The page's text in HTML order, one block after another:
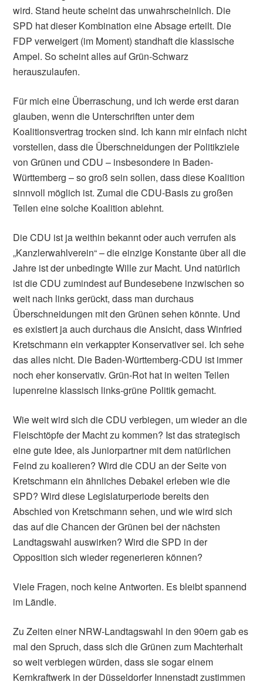
wird. Stand heute scheint das unwahrscheinlich. Die
SPD hat dieser Kombination eine Absage erteilt. Die
FDP verweigert (im Moment) standhaft die klassische
Ampel. So scheint alles auf Grün-Schwarz
herauszulaufen.
Für mich eine Überraschung, und ich werde erst daran
glauben, wenn die Unterschriften unter dem
Koalitionsvertrag trocken sind. Ich kann mir einfach nicht
vorstellen, dass die Überschneidungen der Politikziele
von Grünen und CDU – insbesondere in Baden-
Württemberg – so groß sein sollen, dass diese Koalition
sinnvoll möglich ist. Zumal die CDU-Basis zu großen
Teilen eine solche Koalition ablehnt.
Die CDU ist ja weithin bekannt oder auch verrufen als
„Kanzlerwahlverein“ – die einzige Konstante über all die
Jahre ist der unbedingte Wille zur Macht. Und natürlich
ist die CDU zumindest auf Bundesebene inzwischen so
weit nach links gerückt, dass man durchaus
Überschneidungen mit den Grünen sehen könnte. Und
es existiert ja auch durchaus die Ansicht, dass Winfried
Kretschmann ein verkappter Konservativer sei. Ich sehe
das alles nicht. Die Baden-Württemberg-CDU ist immer
noch eher konservativ. Grün-Rot hat in weiten Teilen
lupenreine klassisch links-grüne Politik gemacht.
Wie weit wird sich die CDU verbiegen, um wieder an die
Fleischtöpfe der Macht zu kommen? Ist das strategisch
eine gute Idee, als Juniorpartner mit dem natürlichen
Feind zu koalieren? Wird die CDU an der Seite von
Kretschmann ein ähnliches Debakel erleben wie die
SPD? Wird diese Legislaturperiode bereits den
Abschied von Kretschmann sehen, und wie wird sich
das auf die Chancen der Grünen bei der nächsten
Landtagswahl auswirken? Wird die SPD in der
Opposition sich wieder regenerieren können?
Viele Fragen, noch keine Antworten. Es bleibt spannend
im Ländle.
Zu Zeiten einer NRW-Landtagswahl in den 90ern gab es
mal den Spruch, dass sich die Grünen zum Machterhalt
so weit verbiegen würden, dass sie sogar einem
Kernkraftwerk in der Düsseldorfer Innenstadt zustimmen